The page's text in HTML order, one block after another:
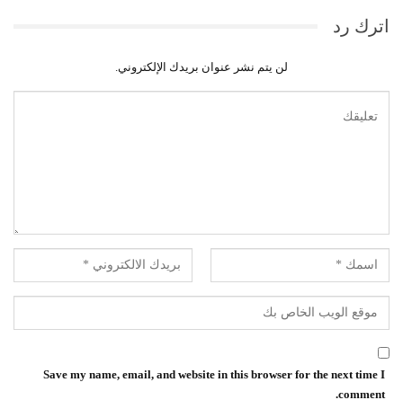
اترك رد
لن يتم نشر عنوان بريدك الإلكتروني.
Save my name, email, and website in this browser for the next time I
comment.